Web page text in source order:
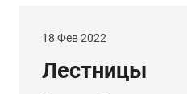
18 Фев 2022
Лестницы